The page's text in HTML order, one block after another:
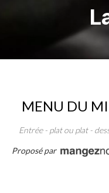
MENU DU
Entrée - plat ou plat -
Proposé par